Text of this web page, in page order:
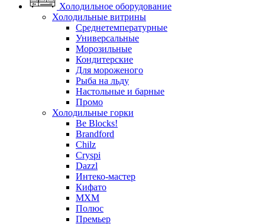
Холодильное оборудование
Холодильные витрины
Среднетемпературные
Универсальные
Морозильные
Кондитерские
Для мороженого
Рыба на льду
Настольные и барные
Промо
Холодильные горки
Be Blocks!
Brandford
Chilz
Cryspi
Dazzl
Интеко-мастер
Кифато
МХМ
Полюс
Премьер